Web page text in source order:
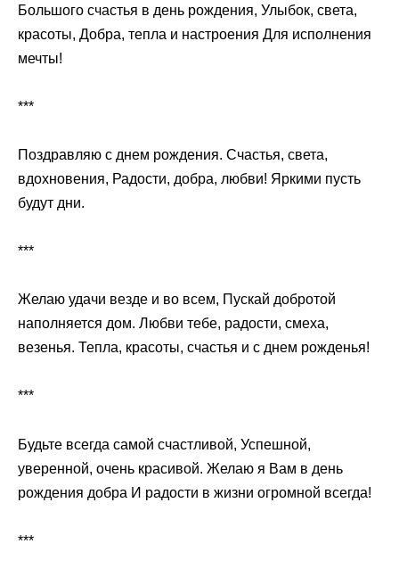
Большого счастья в день рождения, Улыбок, света,
красоты, Добра, тепла и настроения Для исполнения
мечты!
***
Поздравляю с днем рождения. Счастья, света,
вдохновения, Радости, добра, любви! Яркими пусть
будут дни.
***
Желаю удачи везде и во всем, Пускай добротой
наполняется дом. Любви тебе, радости, смеха,
везенья. Тепла, красоты, счастья и с днем рожденья!
***
Будьте всегда самой счастливой, Успешной,
уверенной, очень красивой. Желаю я Вам в день
рождения добра И радости в жизни огромной всегда!
***